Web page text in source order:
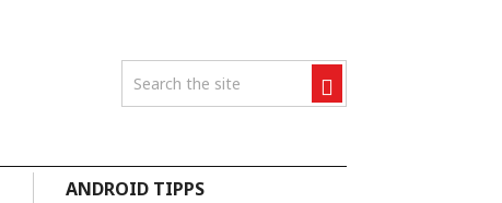
ANDROID TIPPS